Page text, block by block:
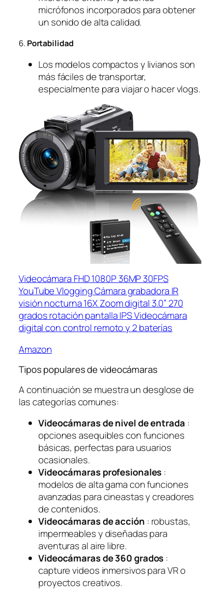
micrófonos incorporados para obtener
un sonido de alta calidad.
6. Portabilidad
Los modelos compactos y livianos son
más fáciles de transportar,
especialmente para viajar o hacer vlogs.
Videocámara FHD 1080P 36MP 30FPS
YouTube Vlogging Cámara grabadora IR
visión nocturna 16X Zoom digital 3.0” 270
grados rotación pantalla IPS Videocámara
digital con control remoto y 2 baterías
Amazon
Tipos populares de videocámaras
A continuación se muestra un desglose de
las categorías comunes:
Videocámaras de nivel de entrada :
opciones asequibles con funciones
básicas, perfectas para usuarios
ocasionales.
Videocámaras profesionales :
modelos de alta gama con funciones
avanzadas para cineastas y creadores
de contenidos.
Videocámaras de acción : robustas,
impermeables y diseñadas para
aventuras al aire libre.
Videocámaras de 360 ​​grados :
capture videos inmersivos para VR o
proyectos creativos.